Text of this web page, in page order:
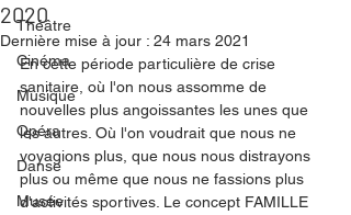
Théâtre
Cinéma
Musique
Opéra
Danse
Musée
2020
Dernière mise à jour : 24 mars 2021
En cette période particulière de crise
sanitaire, où l'on nous assomme de
nouvelles plus angoissantes les unes que
les autres. Où l'on voudrait que nous ne
voyagions plus, que nous nous distrayons
plus ou même que nous ne fassions plus
d'activités sportives. Le concept FAMILLE